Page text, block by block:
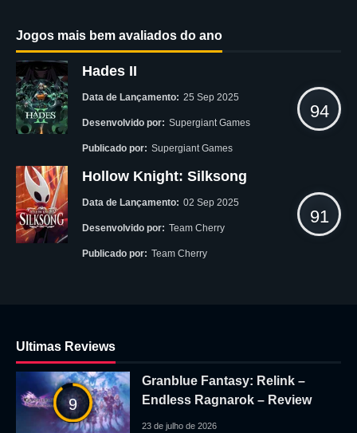
Jogos mais bem avaliados do ano
Hades II
Data de Lançamento: 25 Sep 2025
Desenvolvido por: Supergiant Games
Publicado por: Supergiant Games
94
Hollow Knight: Silksong
Data de Lançamento: 02 Sep 2025
Desenvolvido por: Team Cherry
Publicado por: Team Cherry
91
Ultimas Reviews
9
Granblue Fantasy: Relink –
Endless Ragnarok – Review
23 de julho de 2026